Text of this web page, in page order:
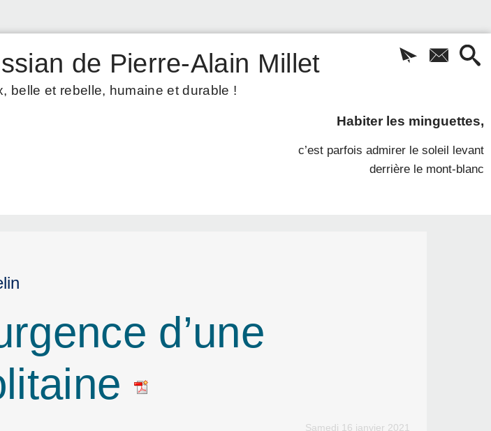
de Pierre-Alain Millet
belle et rebelle, humaine et durable !
Habiter les minguettes,
c’est parfois admirer le soleil levant
derrière le mont-blanc
d’une
Samedi 16 janvier 2021